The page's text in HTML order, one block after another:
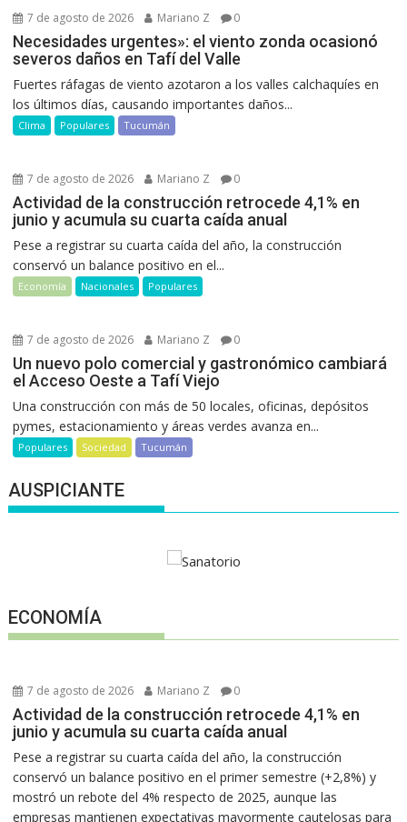
7 de agosto de 2026 Mariano Z 0
Necesidades urgentes»: el viento zonda ocasionó
severos daños en Tafí del Valle
Fuertes ráfagas de viento azotaron a los valles calchaquíes en
los últimos días, causando importantes daños...
Clima Populares Tucumán
7 de agosto de 2026 Mariano Z 0
Actividad de la construcción retrocede 4,1% en
junio y acumula su cuarta caída anual
Pese a registrar su cuarta caída del año, la construcción
conservó un balance positivo en el...
Economía Nacionales Populares
7 de agosto de 2026 Mariano Z 0
Un nuevo polo comercial y gastronómico cambiará
el Acceso Oeste a Tafí Viejo
Una construcción con más de 50 locales, oficinas, depósitos
pymes, estacionamiento y áreas verdes avanza en...
Populares Sociedad Tucumán
AUSPICIANTE
ECONOMÍA
7 de agosto de 2026 Mariano Z 0
Actividad de la construcción retrocede 4,1% en
junio y acumula su cuarta caída anual
Pese a registrar su cuarta caída del año, la construcción
conservó un balance positivo en el primer semestre (+2,8%) y
mostró un rebote del 4% respecto de 2025, aunque las
empresas mantienen expectativas mayormente cautelosas para